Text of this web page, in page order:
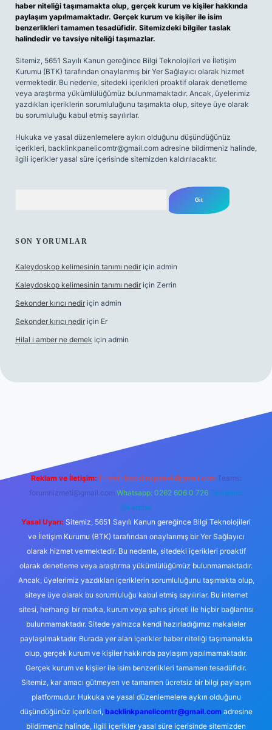
haber niteliği taşımamakta olup, gerçek kurum ve kişiler hakkında
paylaşım yapılmamaktadır. Gerçek kurum ve kişiler ile isim
benzerlikleri tamamen tesadüfidir. Sitemizdeki bilgiler taslak
halindedir ve tavsiye niteliği taşımazlar.
Sitemiz, 5651 Sayılı Kanun gereğince Bilgi Teknolojileri ve İletişim
Kurumu (BTK) tarafından onaylanmış bir Yer Sağlayıcı olarak hizmet
vermektedir. Bu nedenle, sitedeki içerikleri proaktif olarak denetleme
veya araştırma yükümlülüğümüz bulunmamaktadır. Ancak, üyelerimiz
yazdıkları içeriklerin sorumluluğunu taşımakta olup, siteye üye olarak
bu sorumluluğu kabul etmiş sayılırlar.
Hukuka ve yasal düzenlemelere aykırı olduğunu düşündüğünüz
içerikleri, backlinkpanelicomtr@gmail.com adresine bildirmeniz halinde,
ilgili içerikler yasal süre içerisinde sitemizden kaldırılacaktır.
SON YORUMLAR
Kaleydoskop kelimesinin tanımı nedir için admin
Kaleydoskop kelimesinin tanımı nedir için Zerrin
Sekonder kırıcı nedir için admin
Sekonder kırıcı nedir için Er
Hilal i amber ne demek için admin
Reklam ve İletişim: E-mail: backlinkpaneli@gmail.com Teams:
forumhizmeti@gmail.com Whatsapp: 0262 606 0 726 Telegram:
@karabul
Yasal Uyarı: Sitemiz, 5651 Sayılı Kanun gereğince Bilgi Teknolojileri
ve İletişim Kurumu (BTK) tarafından onaylanmış bir Yer Sağlayıcı
olarak hizmet vermektedir. Bu nedenle, sitedeki içerikleri proaktif
olarak denetleme veya araştırma yükümlülüğümüz bulunmamaktadır.
Ancak, üyelerimiz yazdıkları içeriklerin sorumluluğunu taşımakta olup,
siteye üye olarak bu sorumluluğu kabul etmiş sayılırlar. Bu internet
sitesi, herhangi bir marka, kurum veya şahıs şirketi ile hiçbir bağlantısı
bulunmamaktadır. Sitede yalnızca kendi hazırladığımız makaleler
paylaşılmaktadır. Burada yer alan içerikler haber niteliği taşımamakta
olup, gerçek kurum ve kişiler hakkında paylaşım yapılmamaktadır.
Gerçek kurum ve kişiler ile isim benzerlikleri tamamen tesadüfidir.
Sitemiz, kar amacı gütmeyen ve tamamen ücretsiz bir bilgi paylaşım
platformudur. Hukuka ve yasal düzenlemelere aykırı olduğunu
düşündüğünüz içerikleri, backlinkpanelicomtr@gmail.comadresine
bildirmeniz halinde, ilgili içerikler yasal süre içerisinde sitemizden